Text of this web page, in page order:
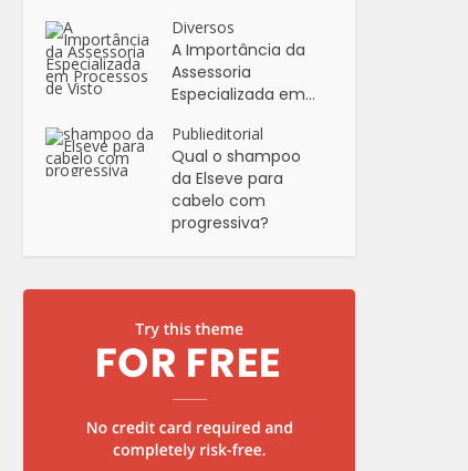
Diversos
A Importância da
Assessoria
Especializada em...
Publieditorial
Qual o shampoo
da Elseve para
cabelo com
progressiva?